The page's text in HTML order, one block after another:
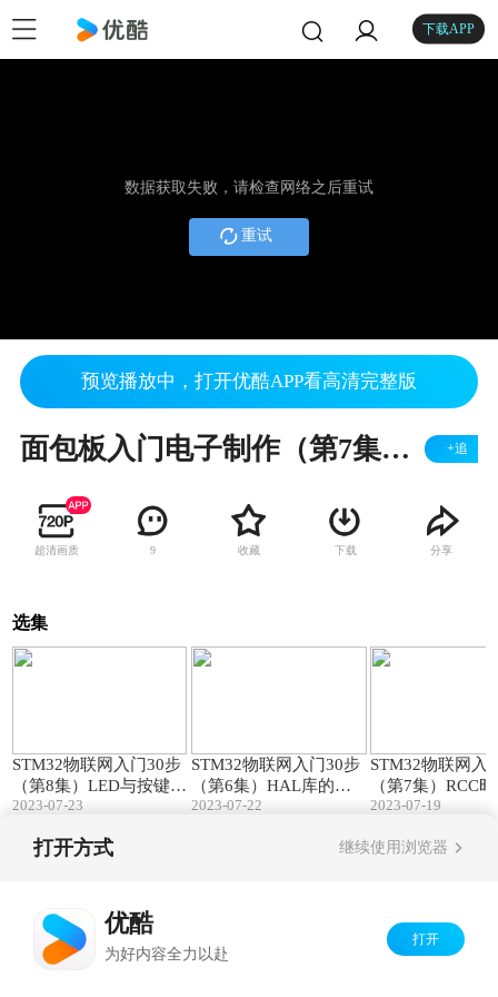
下载APP
数据获取失败，请检查网络之后重试
重试
预览播放中，打开优酷APP看高清完整版
面包板入门电子制作（第7集上） +追
超清画质 9 收藏 下载 分享
选集
STM32物联网入门30步
（第8集）LED与按键驱
动程序！
2023-07-23
STM32物联网入门30步
（第6集）HAL库的结
构与使用！
2023-07-22
STM32物联网入
（第7集）RCC
延时函数！
2023-07-19
打开方式 继续使用浏览器
优酷
为好内容全力以赴
打开